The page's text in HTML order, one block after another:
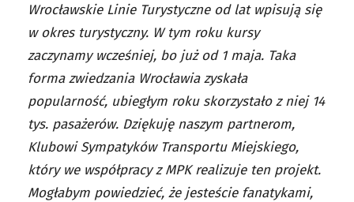
Wrocławskie Linie Turystyczne od lat wpisują się
w okres turystyczny. W tym roku kursy
zaczynamy wcześniej, bo już od 1 maja. Taka
forma zwiedzania Wrocławia zyskała
popularność, ubiegłym roku skorzystało z niej 14
tys. pasażerów. Dziękuję naszym partnerom,
Klubowi Sympatyków Transportu Miejskiego,
który we współpracy z MPK realizuje ten projekt.
Mogłabym powiedzieć, że jesteście fanatykami,